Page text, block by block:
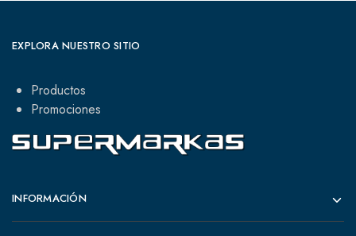
EXPLORA NUESTRO SITIO
Productos
Promociones
INFORMACIÓN